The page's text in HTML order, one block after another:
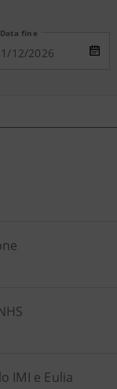
Data fine
IMI e Eulia